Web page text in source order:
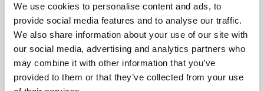
We use cookies to personalise content and ads, to
provide social media features and to analyse our traffic.
We also share information about your use of our site with
our social media, advertising and analytics partners who
may combine it with other information that you’ve
provided to them or that they’ve collected from your use
+48 601 355 662
sales@viscon.eu